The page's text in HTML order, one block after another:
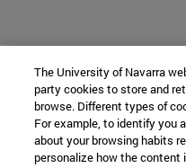
The University of Navarra
party cookies to store and
browse. Different types of
For example, to identify you
about your browsing habits
personalize how the content